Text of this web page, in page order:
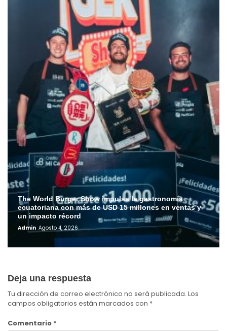
The World Burger Show impulsa la gastronomía
ecuatoriana con más de USD 15 millones en ventas y
un impacto récord
Admin Agosto 4, 2026
Deja una respuesta
Tu dirección de correo electrónico no será publicada. Los
campos obligatorios están marcados con *
Comentario *